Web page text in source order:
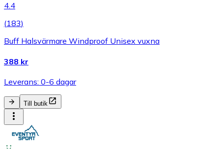
4.4
(183)
Buff Halsvärmare Windproof Unisex vuxna
388 kr
Leverans: 0-6 dagar
Till butik